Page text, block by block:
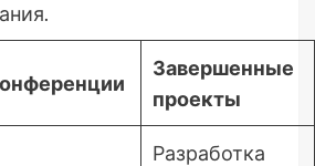
Завершенные
проекты
Разработка